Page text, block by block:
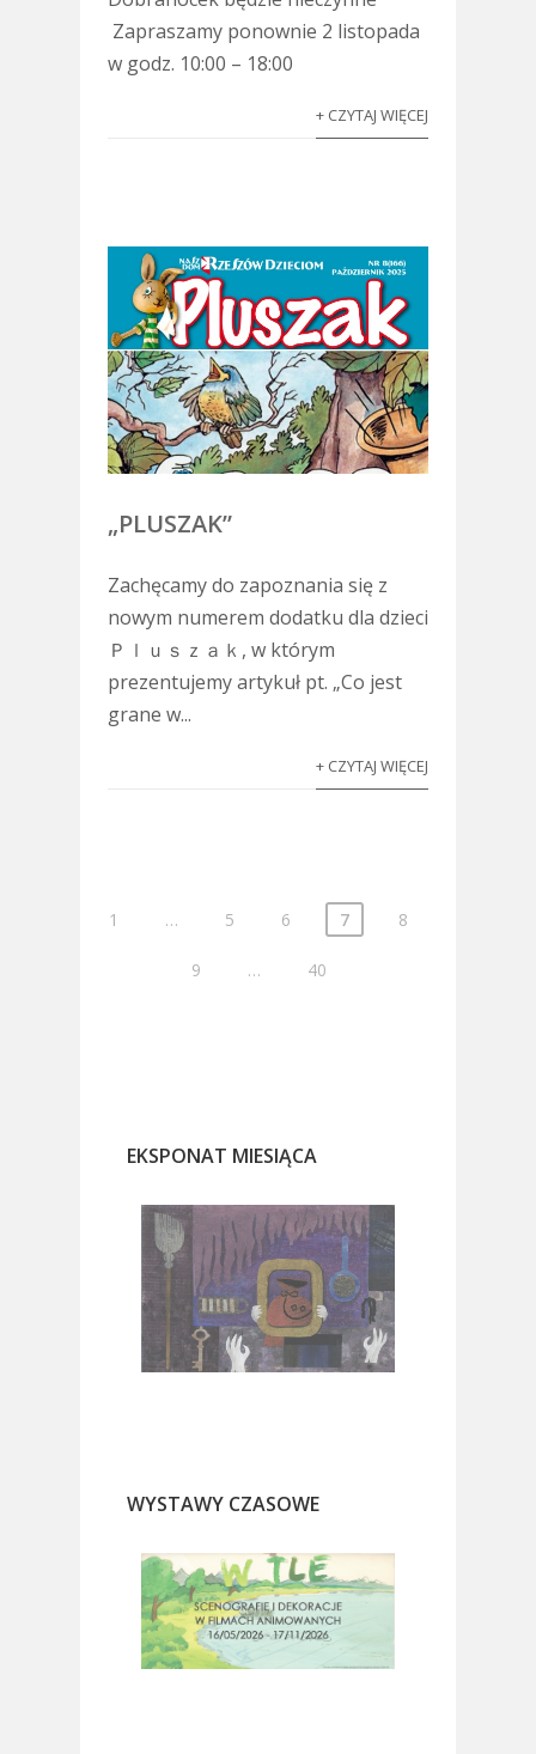
Zapraszamy ponownie 2 listopada
w godz. 10:00 – 18:00
+ CZYTAJ WIĘCEJ
„PLUSZAK”
Zachęcamy do zapoznania się z
nowym numerem dodatku dla dzieci
Ｐｌｕｓｚａｋ, w którym
prezentujemy artykuł pt. „Co jest
grane w...
+ CZYTAJ WIĘCEJ
1 … 5 6 7 8
9 … 40
EKSPONAT MIESIĄCA
WYSTAWY CZASOWE